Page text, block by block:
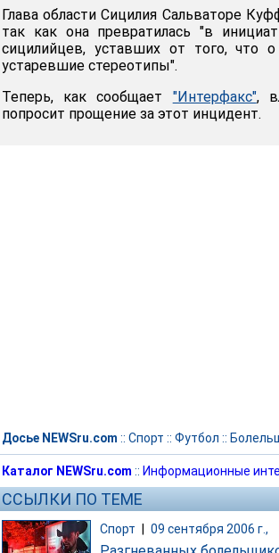
Глава области Сицилия Сальваторе
так как она превратилась "в
сицилийцев, уставших от того, что
устаревшие стереотипы".
Теперь, как сообщает "Интерфакс",
попросит прощение за этот инцидент.
Досье NEWSru.com :: Спорт :: Футбол ::
Каталог NEWSru.com :: Информационные
ССЫЛКИ ПО ТЕМЕ
Спорт 09 сентября 2006 г.,